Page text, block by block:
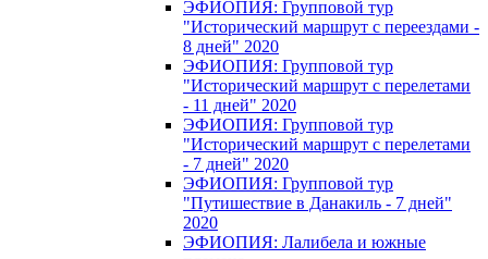
ЭФИОПИЯ: Групповой тур
"Исторический маршрут с переездами -
8 дней" 2020
ЭФИОПИЯ: Групповой тур
"Исторический маршрут с перелетами
- 11 дней" 2020
ЭФИОПИЯ: Групповой тур
"Исторический маршрут с перелетами
- 7 дней" 2020
ЭФИОПИЯ: Групповой тур
"Путишествие в Данакиль - 7 дней"
2020
ЭФИОПИЯ: Лалибела и южные